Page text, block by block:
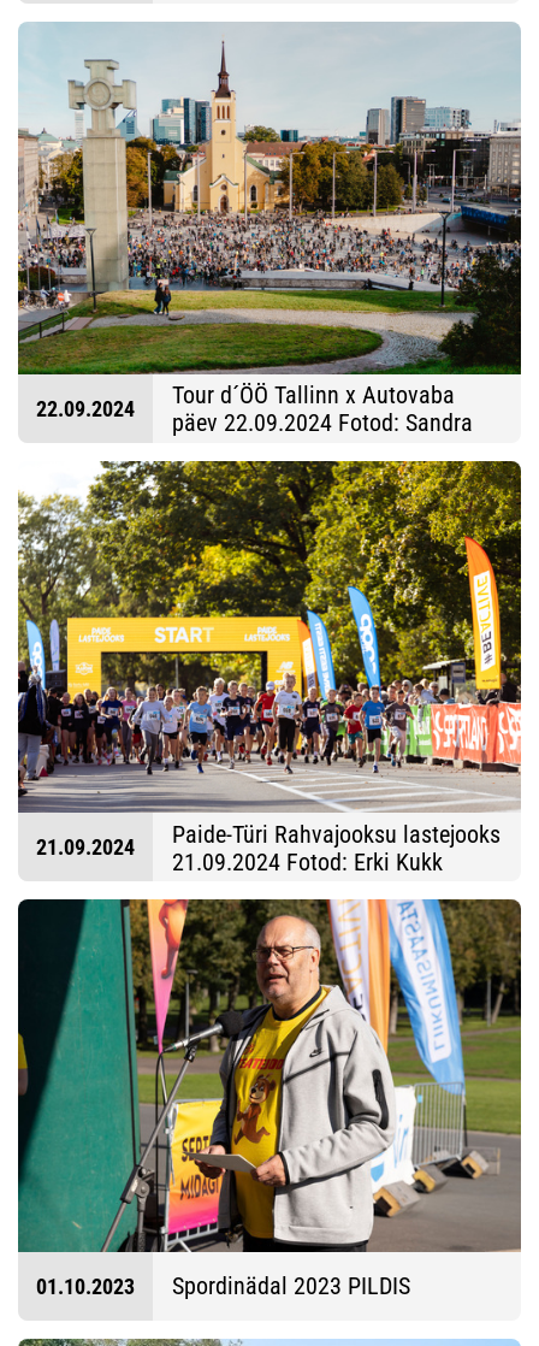
22.09.2024
Tour d´ÖÖ Tallinn x Autovaba
päev 22.09.2024 Fotod: Sandra
21.09.2024
Paide-Türi Rahvajooksu lastejooks
21.09.2024 Fotod: Erki Kukk
01.10.2023 Spordinädal 2023 PILDIS